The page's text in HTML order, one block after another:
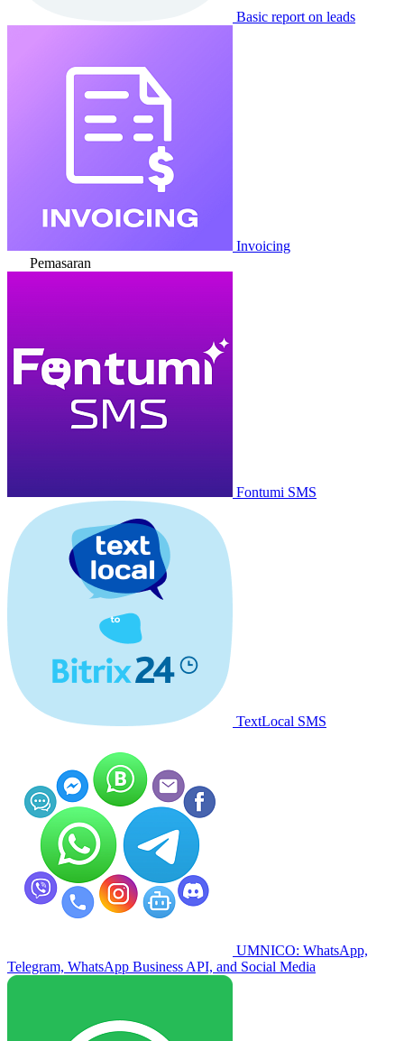
Basic report on leads
Invoicing
Pemasaran
Fontumi SMS
TextLocal SMS
UMNICO: WhatsApp,
Telegram, WhatsApp Business API, and Social Media